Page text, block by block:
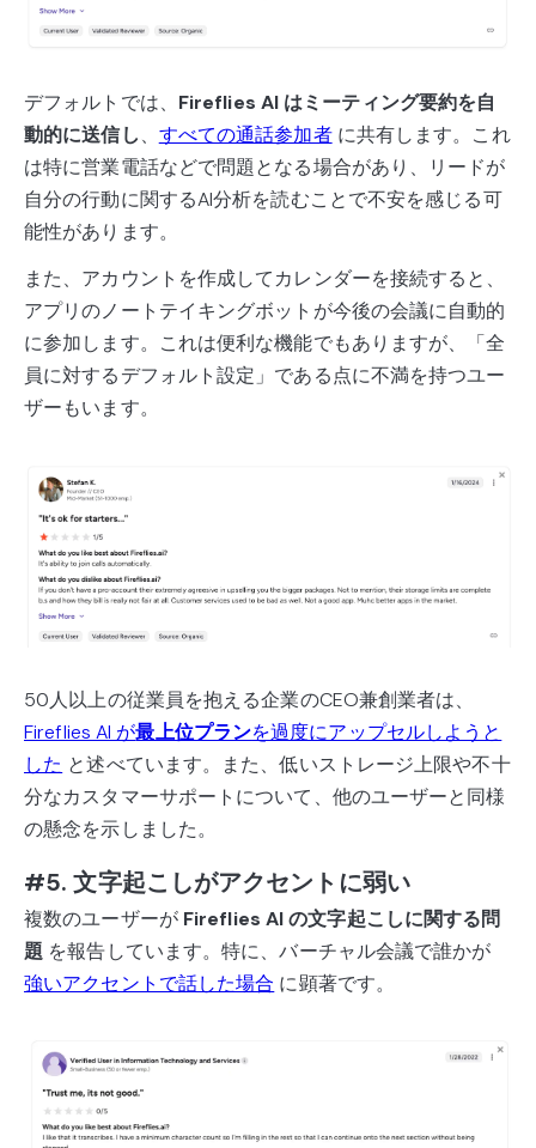
デフォルトでは、 Fireflies AI はミーティング要約を自
動的に送信し、 すべての通話参加者に共有します。これ
は特に営業電話などで問題となる場合があり、リードが
自分の行動に関するAI分析を読むことで不安を感じる可
能性があります。
また、アカウントを作成してカレンダーを接続すると、
アプリのノートテイキングボットが今後の会議に自動的
に参加します。これは便利な機能でもありますが、「全
員に対するデフォルト設定」である点に不満を持つユー
ザーもいます。
50人以上の従業員を抱える企業のCEO兼創業者は、
Fireflies AI が最上位プランを過度にアップセルしようと
した と述べています。また、低いストレージ上限や不十
分なカスタマーサポートについて、他のユーザーと同様
の懸念を示しました。
#5. 文字起こしがアクセントに弱い
複数のユーザーが Fireflies AI の文字起こしに関する問
題 を報告しています。特に、バーチャル会議で誰かが
強いアクセントで話した場合 に顕著です。